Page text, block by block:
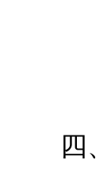
四、